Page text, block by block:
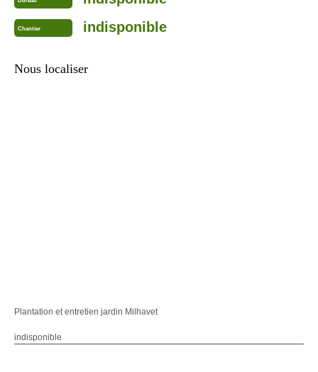
Chantier indisponible
Nous localiser
Plantation et entretien jardin Milhavet
indisponible